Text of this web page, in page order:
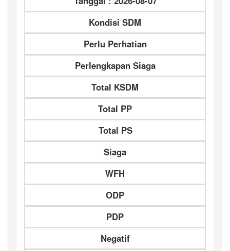
Kondisi SDM
Perlu Perhatian
Perlengkapan Siaga
Total KSDM
Total PP
Total PS
Siaga
WFH
ODP
PDP
Negatif